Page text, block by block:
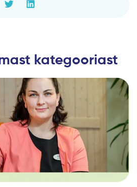
kategooriast